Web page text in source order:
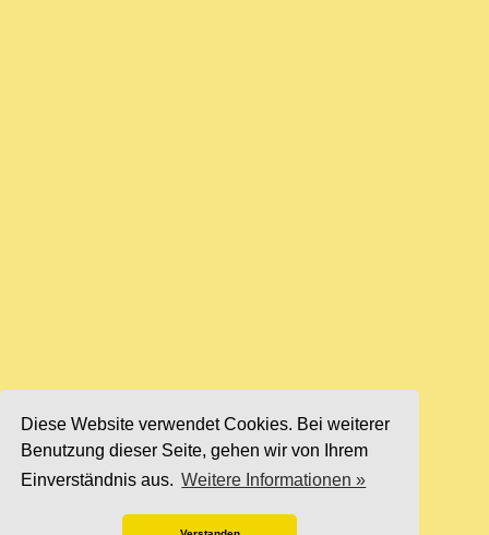
Diese Website verwendet Cookies. Bei weiterer
Benutzung dieser Seite, gehen wir von Ihrem
Einverständnis aus. Weitere Informationen »